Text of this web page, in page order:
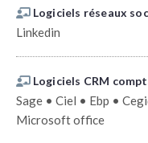
Logiciels réseaux
Linkedin
Logiciels CRM
Sage • Ciel • Ebp •
Microsoft office